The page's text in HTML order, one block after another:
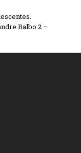
Balbo 2 –